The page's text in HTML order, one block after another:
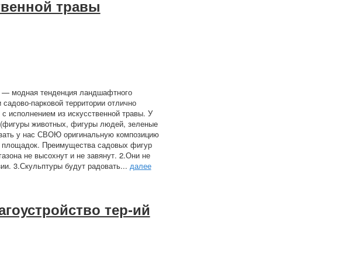
травы
— модная тенденция ландшафтного
парковой территории отлично
исполнением из искусственной травы. У
(фигуры животных, фигуры людей, зеленые
у нас СВОЮ оригинальную композицию
площадок. Преимущества садовых фигур
не высохнут и не завянут. 2.Они не
3.Скульптуры будут радовать... далее
тер-ий